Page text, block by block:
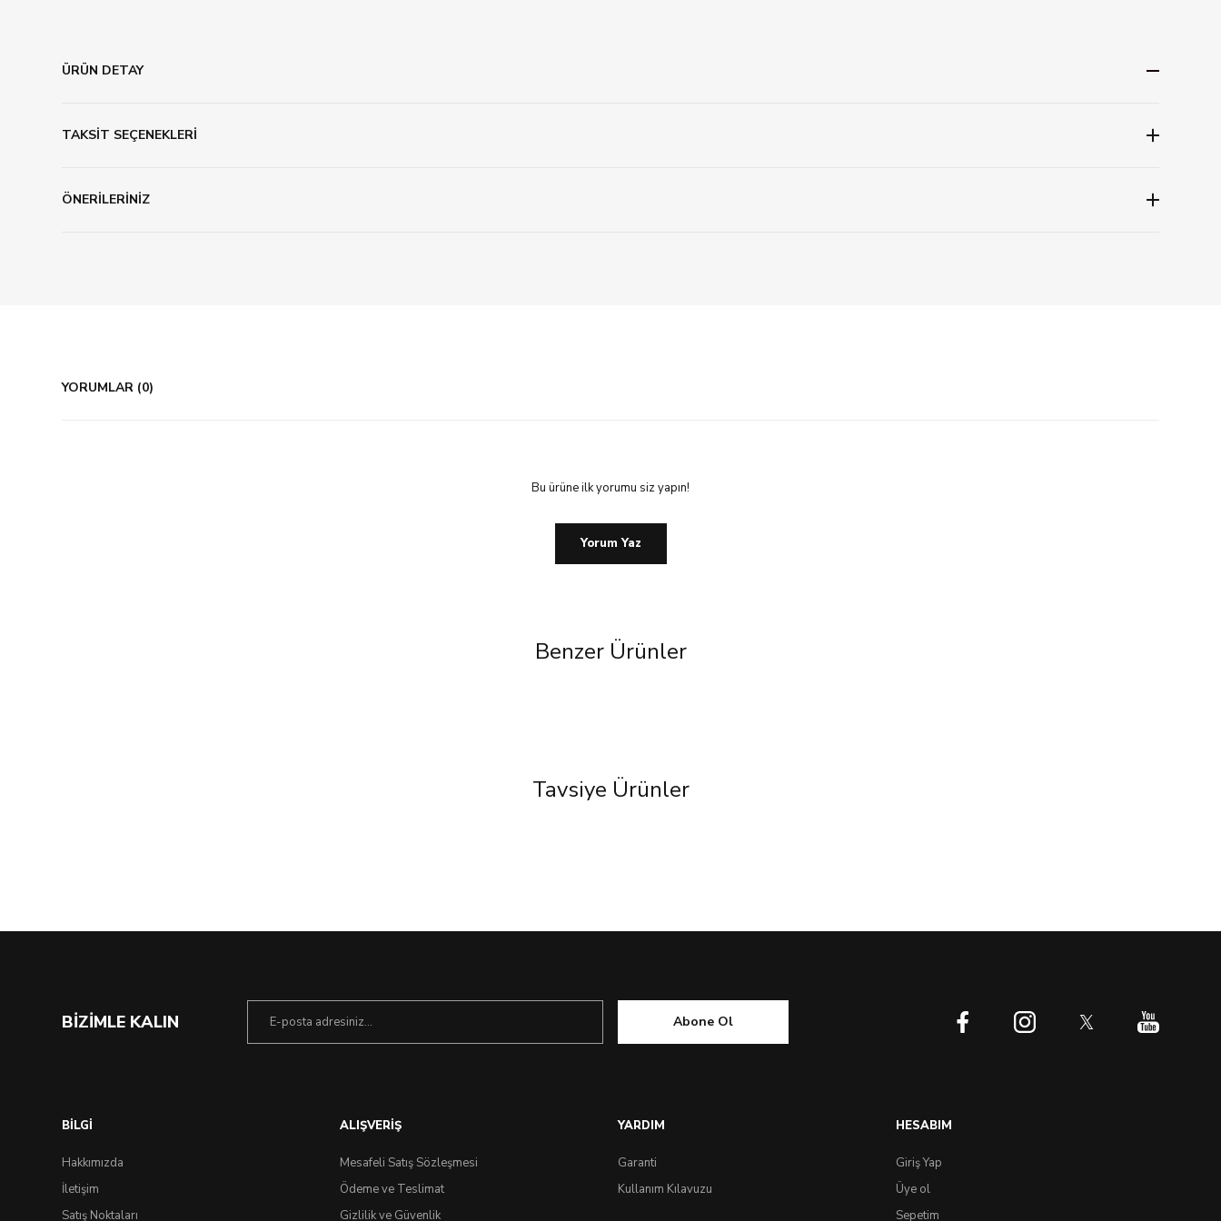
ÜRÜN DETAY
TAKSİT SEÇENEKLERİ
ÖNERİLERİNİZ
YORUMLAR (0)
Bu ürüne ilk yorumu siz yapın!
Yorum Yaz
Benzer Ürünler
Tavsiye Ürünler
Çok Yakında
BİZİMLE KALIN Abone Ol
BİLGİ
Hakkımızda
İletişim
Satış Noktaları
ALIŞVERİŞ
Mesafeli Satış Sözleşmesi
Ödeme ve Teslimat
Gizlilik ve Güvenlik
YARDIM
Garanti
Kullanım Kılavuzu
HESABIM
Giriş Yap
Üye ol
Sepetim